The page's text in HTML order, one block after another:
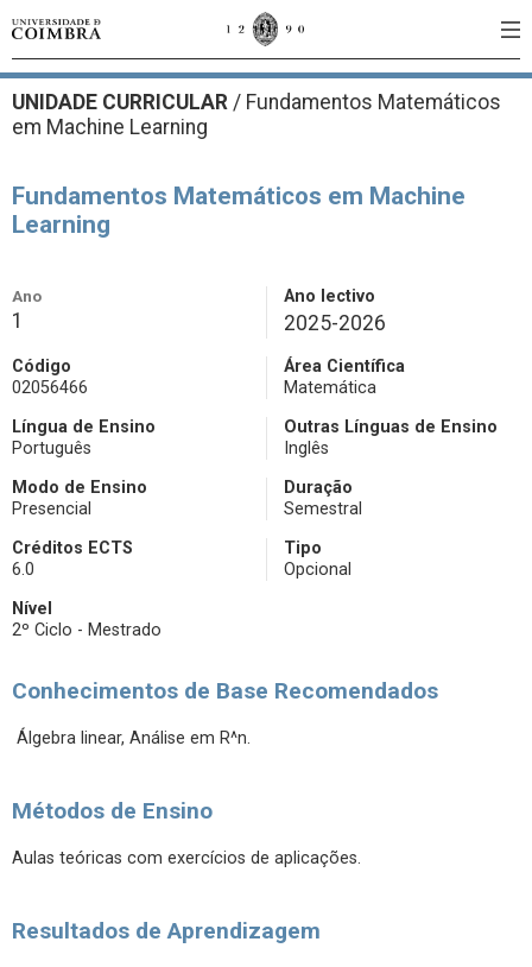
UNIDADE CURRICULAR / Fundamentos Matemáticos
em Machine Learning
Fundamentos Matemáticos em Machine
Learning
Ano
1
Ano lectivo
2025-2026
Código
02056466
Área Científica
Matemática
Língua de Ensino
Português
Outras Línguas de Ensino
Inglês
Modo de Ensino
Presencial
Duração
Semestral
Créditos ECTS
6.0
Tipo
Opcional
Nível
2º Ciclo - Mestrado
Conhecimentos de Base Recomendados
Álgebra linear, Análise em R^n.
Métodos de Ensino
Aulas teóricas com exercícios de aplicações.
Resultados de Aprendizagem